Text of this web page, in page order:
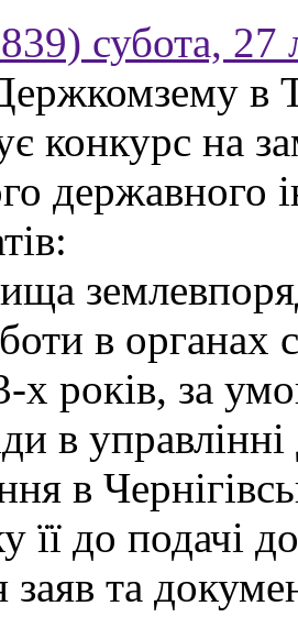
субота, 27
в
конкурс на
державного
в органах
років, за
в
в
її до подачі
заяв та